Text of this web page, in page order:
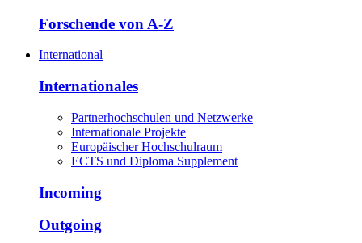
Forschende von A-Z
International
Internationales
Partnerhochschulen und Netzwerke
Internationale Projekte
Europäischer Hochschulraum
ECTS und Diploma Supplement
Incoming
Outgoing